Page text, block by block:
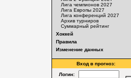
Лига чемпионов 2027
Лига Европы 2027
Лига конференций 2027
Архив турниров
Суммарный рейтинг
Хоккей
Правила
Изменение данных
Вход в прогноз:
Логин: